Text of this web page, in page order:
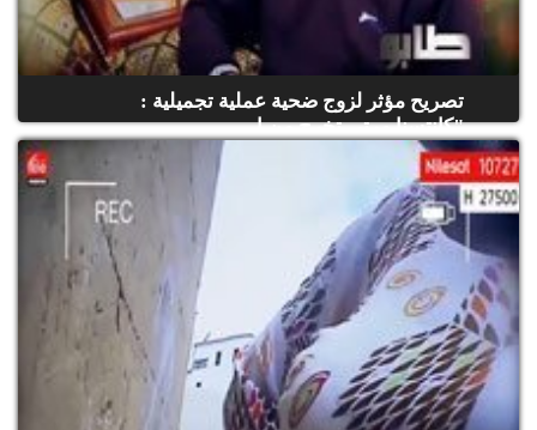
تصريح مؤثر لزوج ضحية عملية تجميلية :
"كانتسنا مرتي تخرج من ا...